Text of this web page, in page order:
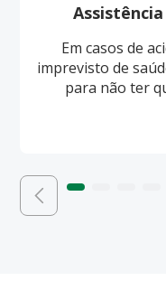
Em casos de
imprevisto de
para não ter